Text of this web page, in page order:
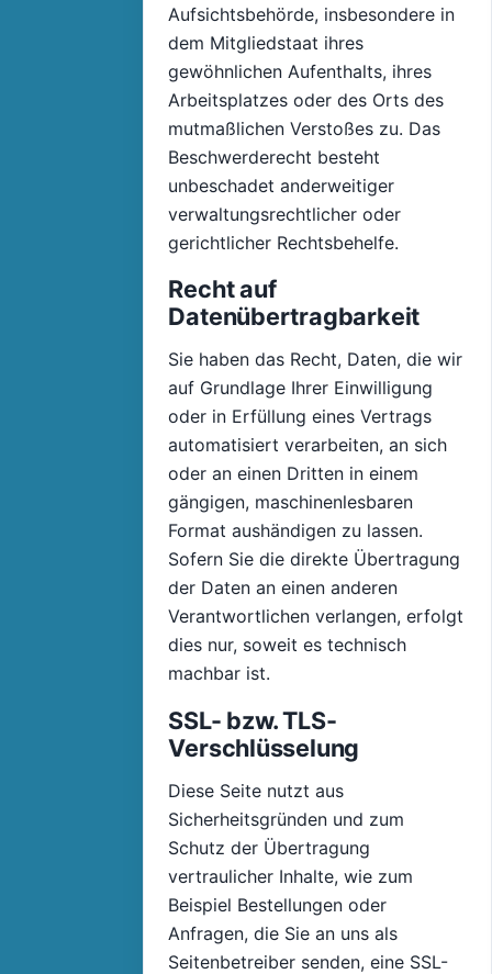
Aufsichtsbehörde, insbesondere in
dem Mitgliedstaat ihres
gewöhnlichen Aufenthalts, ihres
Arbeitsplatzes oder des Orts des
mutmaßlichen Verstoßes zu. Das
Beschwerderecht besteht
unbeschadet anderweitiger
verwaltungsrechtlicher oder
gerichtlicher Rechtsbehelfe.
Recht auf
Datenübertragbarkeit
Sie haben das Recht, Daten, die wir
auf Grundlage Ihrer Einwilligung
oder in Erfüllung eines Vertrags
automatisiert verarbeiten, an sich
oder an einen Dritten in einem
gängigen, maschinenlesbaren
Format aushändigen zu lassen.
Sofern Sie die direkte Übertragung
der Daten an einen anderen
Verantwortlichen verlangen, erfolgt
dies nur, soweit es technisch
machbar ist.
SSL- bzw. TLS-
Verschlüsselung
Diese Seite nutzt aus
Sicherheitsgründen und zum
Schutz der Übertragung
vertraulicher Inhalte, wie zum
Beispiel Bestellungen oder
Anfragen, die Sie an uns als
Seitenbetreiber senden, eine SSL-